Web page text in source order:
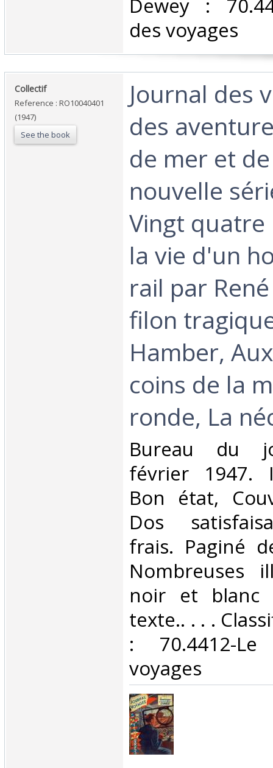
Dewey :
des voyages‎
‎Collectif‎
Reference : RO10040401
(1947)
See the book
‎Journal des
des
de mer et
nouvelle
Vingt quatre
la vie d'un
rail par
filon
Hamber,
coins de la
ronde, La
‎Bureau du
février 1947.
Bon état,
Dos
frais. Paginé
Nombreuses
noir et blanc
texte.. . . .
: 70.4412-
voyages‎